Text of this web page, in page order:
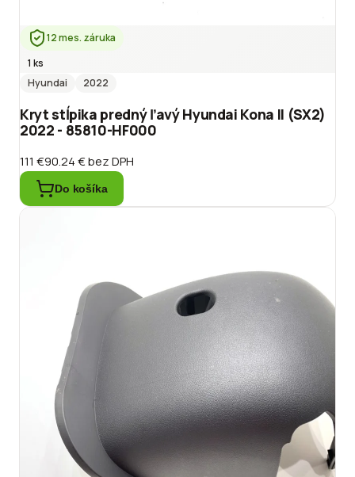
12 mes. záruka
1 ks
Hyundai
2022
Kryt stĺpika predný ľavý Hyundai Kona II (SX2)
2022 - 85810-HF000
111 €90.24 €bez DPH
Do košíka